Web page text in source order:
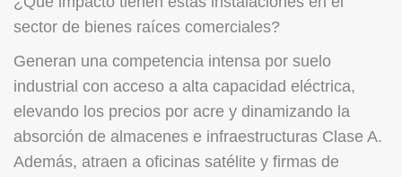
sector de bienes raíces comerciales?
Generan una competencia intensa por suelo
industrial con acceso a alta capacidad eléctrica,
elevando los precios por acre y dinamizando la
absorción de almacenes e infraestructuras Clase A.
Además, atraen a oficinas satélite y firmas de